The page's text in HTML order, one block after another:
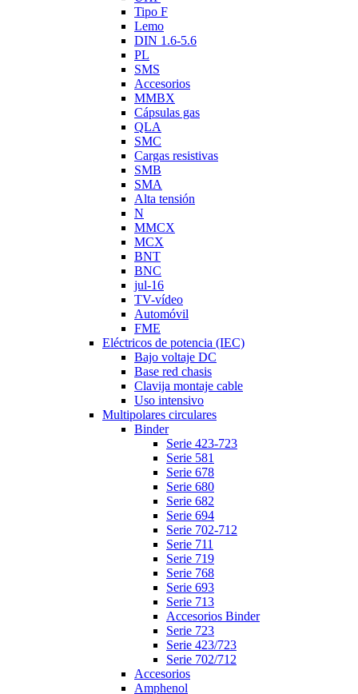
Tipo F
Lemo
DIN 1.6-5.6
PL
SMS
Accesorios
MMBX
Cápsulas gas
QLA
SMC
Cargas resistivas
SMB
SMA
Alta tensión
N
MMCX
MCX
BNT
BNC
jul-16
TV-vídeo
Automóvil
FME
Eléctricos de potencia (IEC)
Bajo voltaje DC
Base red chasis
Clavija montaje cable
Uso intensivo
Multipolares circulares
Binder
Serie 423-723
Serie 581
Serie 678
Serie 680
Serie 682
Serie 694
Serie 702-712
Serie 711
Serie 719
Serie 768
Serie 693
Serie 713
Accesorios Binder
Serie 723
Serie 423/723
Serie 702/712
Accesorios
Amphenol